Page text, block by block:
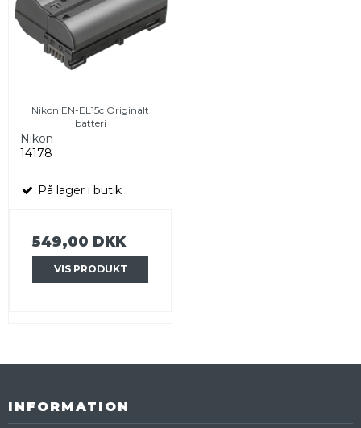
Nikon EN-EL15c Originalt
batteri
Nikon
14178
På lager i butik
549,00 DKK
VIS PRODUKT
INFORMATION